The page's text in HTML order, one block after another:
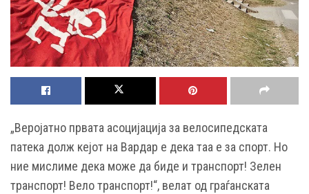
„Веројатно првата асоцијација за велосипедската
патека долж кејот на Вардар е дека таа е за спорт. Но
ние мислиме дека може да биде и транспорт! Зелен
транспорт! Вело транспорт!“, велат од граѓанската